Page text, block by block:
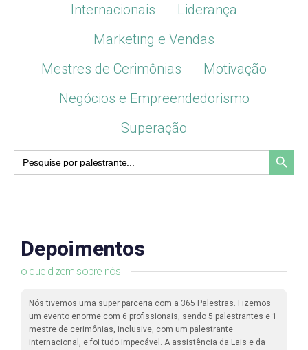
Internacionais
Liderança
Marketing e Vendas
Mestres de Cerimônias
Motivação
Negócios e Empreendedorismo
Superação
Search
for:
Search Button
o que dizem sobre nós
Depoimentos
Nós tivemos uma super parceria com a 365 Palestras. Fizemos
um evento enorme com 6 profissionais, sendo 5 palestrantes e 1
mestre de cerimônias, inclusive, com um palestrante
internacional, e foi tudo impecável. A assistência da Lais e da